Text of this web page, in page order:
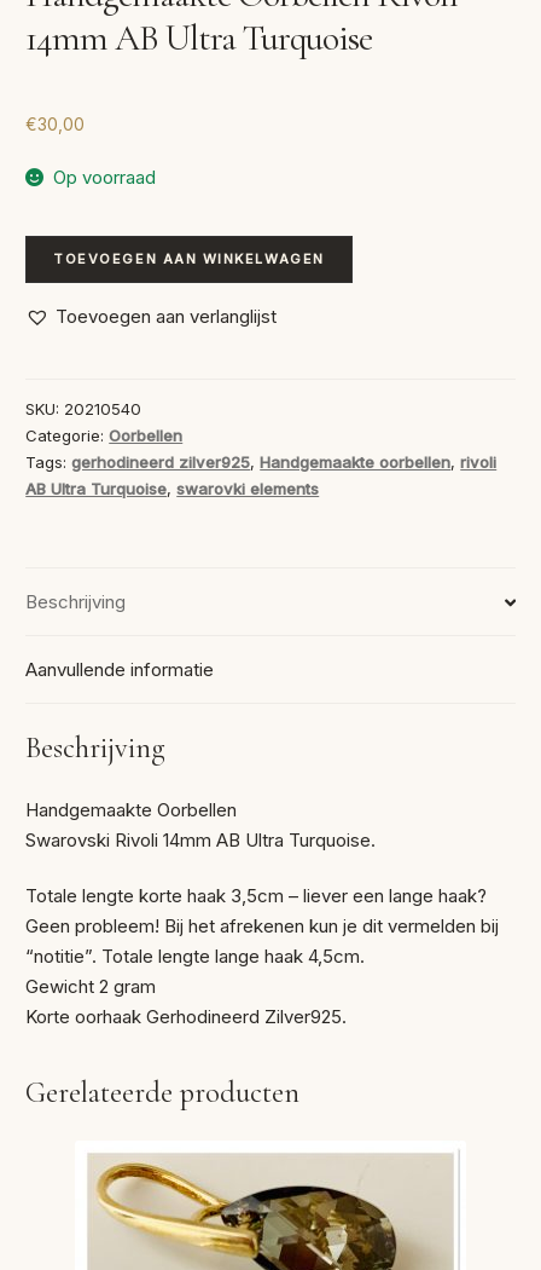
14mm AB Ultra Turquoise
€30,00
Op voorraad
Handgemaakte
Oorbellen
Rivoli
Ultra
Turquoise
aantal
TOEVOEGEN AAN WINKELWAGEN
Toevoegen aan verlanglijst
SKU: 20210540
Categorie:Oorbellen
Tags:gerhodineerd zilver925,Handgemaakte oorbellen,rivoli
AB Ultra Turquoise,swarovki elements
Beschrijving
Aanvullende informatie
Beschrijving
Handgemaakte Oorbellen
Swarovski Rivoli 14mm AB Ultra Turquoise.
Totale lengte korte haak 3,5cm – liever een lange haak?
Geen probleem! Bij het afrekenen kun je dit vermelden bij
“notitie”. Totale lengte lange haak 4,5cm.
Gewicht 2 gram
Korte oorhaak Gerhodineerd Zilver925.
Gerelateerde producten